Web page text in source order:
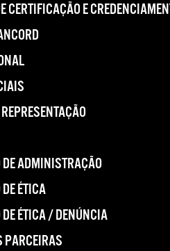
CERTIFICAÇÃO E
DE ADMINISTRAÇÃO
ÉTICA
DE ÉTICA / DENÚNCIA
PARCEIRAS